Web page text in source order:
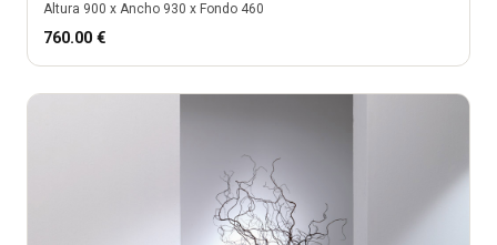
Altura 900 x Ancho 930 x Fondo 460
760.00 €